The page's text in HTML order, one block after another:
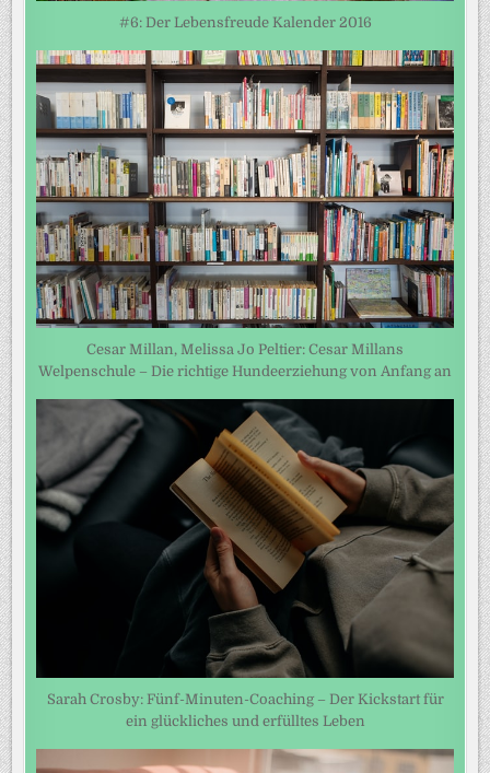
#6: Der Lebensfreude Kalender 2016
Cesar Millan, Melissa Jo Peltier: Cesar Millans
Welpenschule – Die richtige Hundeerziehung von Anfang an
Sarah Crosby: Fünf-Minuten-Coaching – Der Kickstart für
ein glückliches und erfülltes Leben